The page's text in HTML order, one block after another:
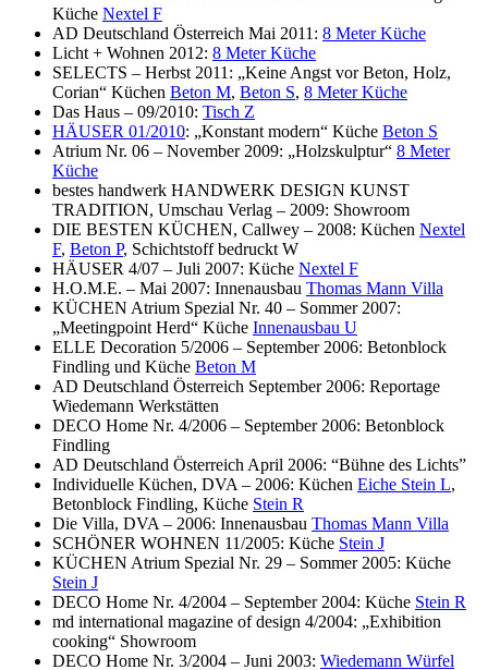
Küche Nextel F
AD Deutschland Österreich Mai 2011: 8 Meter Küche
Licht + Wohnen 2012: 8 Meter Küche
SELECTS – Herbst 2011: „Keine Angst vor Beton, Holz,
Corian“ Küchen Beton M, Beton S, 8 Meter Küche
Das Haus – 09/2010: Tisch Z
HÄUSER 01/2010: „Konstant modern“ Küche Beton S
Atrium Nr. 06 – November 2009: „Holzskulptur“ 8 Meter
Küche
bestes handwerk HANDWERK DESIGN KUNST
TRADITION, Umschau Verlag – 2009: Showroom
DIE BESTEN KÜCHEN, Callwey – 2008: Küchen Nextel
F, Beton P, Schichtstoff bedruckt W
HÄUSER 4/07 – Juli 2007: Küche Nextel F
H.O.M.E. – Mai 2007: Innenausbau Thomas Mann Villa
KÜCHEN Atrium Spezial Nr. 40 – Sommer 2007:
„Meetingpoint Herd“ Küche Innenausbau U
ELLE Decoration 5/2006 – September 2006: Betonblock
Findling und Küche Beton M
AD Deutschland Österreich September 2006: Reportage
Wiedemann Werkstätten
DECO Home Nr. 4/2006 – September 2006: Betonblock
Findling
AD Deutschland Österreich April 2006: “Bühne des Lichts”
Individuelle Küchen, DVA – 2006: Küchen Eiche Stein L,
Betonblock Findling, Küche Stein R
Die Villa, DVA – 2006: Innenausbau Thomas Mann Villa
SCHÖNER WOHNEN 11/2005: Küche Stein J
KÜCHEN Atrium Spezial Nr. 29 – Sommer 2005: Küche
Stein J
DECO Home Nr. 4/2004 – September 2004: Küche Stein R
md international magazine of design 4/2004: „Exhibition
cooking“ Showroom
DECO Home Nr. 3/2004 – Juni 2003: Wiedemann Würfel